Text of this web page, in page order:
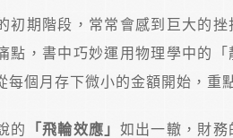
初期階段，常常會感到巨大的
點，書中巧妙運用物理學中的
每個月存下微小的金額開始，重
的 「飛輪效應」 如出一轍，財